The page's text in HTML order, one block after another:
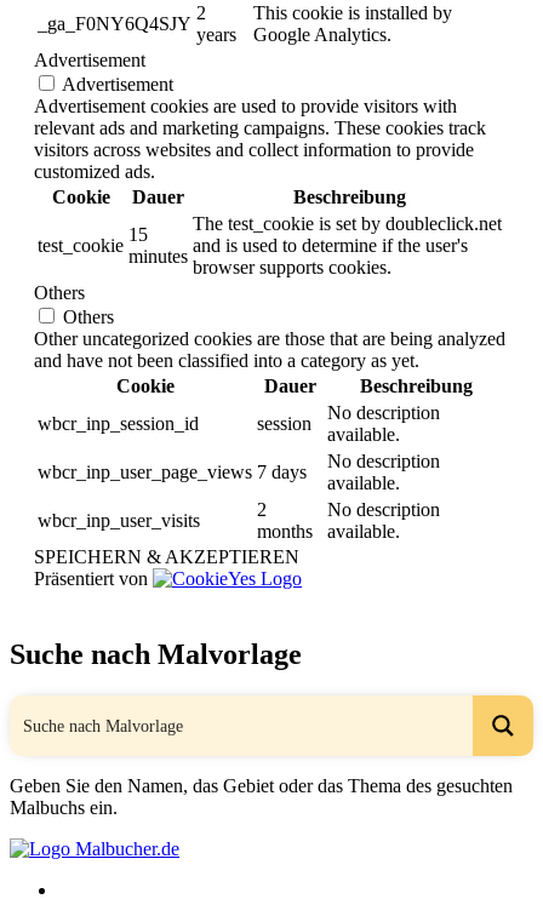
_ga_F0NY6Q4SJY
2
years
This cookie is installed by
Google Analytics.
Advertisement
Advertisement
Advertisement cookies are used to provide visitors with
relevant ads and marketing campaigns. These cookies track
visitors across websites and collect information to provide
customized ads.
Cookie
Dauer Beschreibung
test_cookie
15
minutes
The test_cookie is set by doubleclick.net
and is used to determine if the user's
browser supports cookies.
Others
Others
Other uncategorized cookies are those that are being analyzed
and have not been classified into a category as yet.
Cookie
Dauer
Beschreibung
wbcr_inp_session_id
session
No description
available.
wbcr_inp_user_page_views 7 days
No description
available.
wbcr_inp_user_visits
2
months
No description
available.
SPEICHERN & AKZEPTIEREN
Präsentiert von
Suche nach Malvorlage
Geben Sie den Namen, das Gebiet oder das Thema des gesuchten
Malbuchs ein.